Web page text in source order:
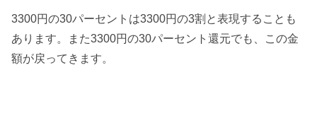
3300円の30パーセントは3300円の3割と表現することも
あります。また3300円の30パーセント還元でも、この金
額が戻ってきます。